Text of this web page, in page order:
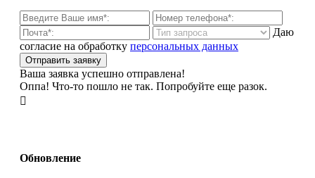
Даю
согласие на обработку персональных данных
Ваша заявка успешно отправлена!
Оппа! Что-то пошло не так. Попробуйте еще разок.

Обновление